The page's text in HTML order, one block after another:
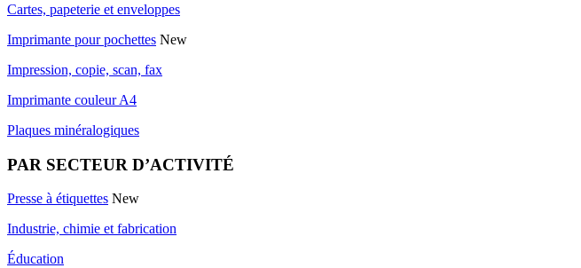
Cartes, papeterie et enveloppes
Imprimante pour pochettes New
Impression, copie, scan, fax
Imprimante couleur A4
Plaques minéralogiques
PAR SECTEUR D’ACTIVITÉ
Presse à étiquettes New
Industrie, chimie et fabrication
Éducation